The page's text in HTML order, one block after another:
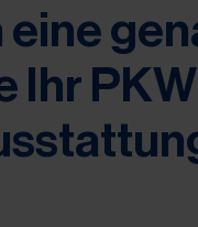
eine
Ihr